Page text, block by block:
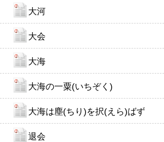
大河
大会
大海
大海の一粟(いちぞく)
大海は塵(ちり)を択(えら)ばず
退会